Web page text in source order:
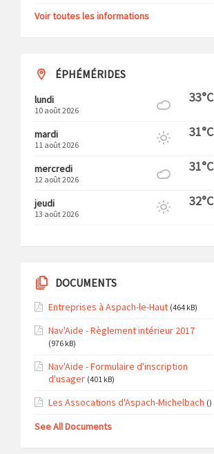
Voir toutes les informations
ÉPHÉMÉRIDES
lundi
10 août 2026
33°C
mardi
11 août 2026
31°C
mercredi
12 août 2026
31°C
jeudi
13 août 2026
32°C
DOCUMENTS
Entreprises à Aspach-le-Haut (464 kB)
Nav'Aide - Règlement intérieur 2017
(976 kB)
Nav'Aide - Formulaire d'inscription
d'usager (401 kB)
Les Assocations d'Aspach-Michelbach ()
See All Documents